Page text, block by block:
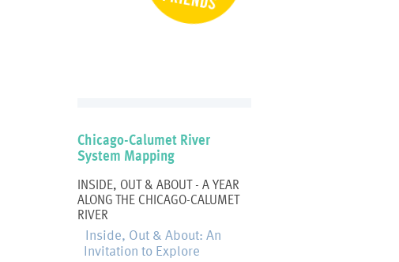
Chicago-Calumet River
System Mapping
INSIDE, OUT & ABOUT - A YEAR
ALONG THE CHICAGO-CALUMET
RIVER
Inside, Out & About: An
Invitation to Explore